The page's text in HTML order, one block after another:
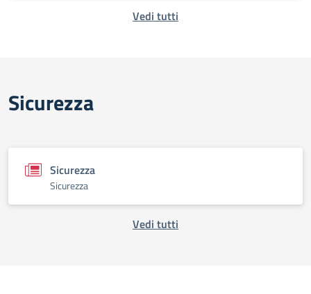
Vedi tutti
Sicurezza
Sicurezza
Sicurezza
Vedi tutti